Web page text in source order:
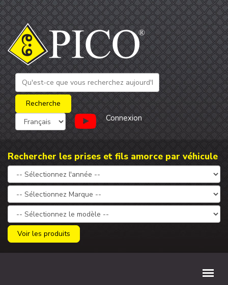
Connexion
Rechercher les prises et fils amorce par véhicule
Voir les produits